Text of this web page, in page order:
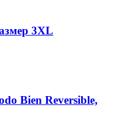
3XL
Bien Reversible,